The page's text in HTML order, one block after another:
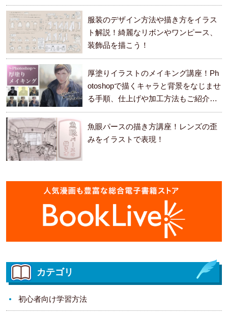
服装のデザイン方法や描き方をイラス
ト解説！綺麗なリボンやワンピース、
装飾品を描こう！
厚塗りイラストのメイキング講座！Ph
otoshopで描くキャラと背景をなじませ
る手順、仕上げや加工方法もご紹介し
ます。
魚眼パースの描き方講座！レンズの歪
みをイラストで表現！
カテゴリ
初心者向け学習方法